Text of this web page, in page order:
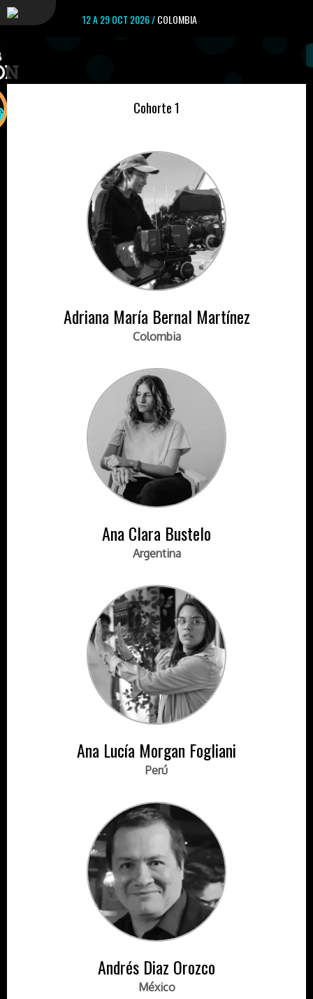
12 A 29 OCT 2026 /COLOMBIA
Cohorte 1
Adriana María Bernal Martínez
Colombia
Ana Clara Bustelo
Argentina
Ana Lucía Morgan Fogliani
Perú
Andrés Diaz Orozco
México